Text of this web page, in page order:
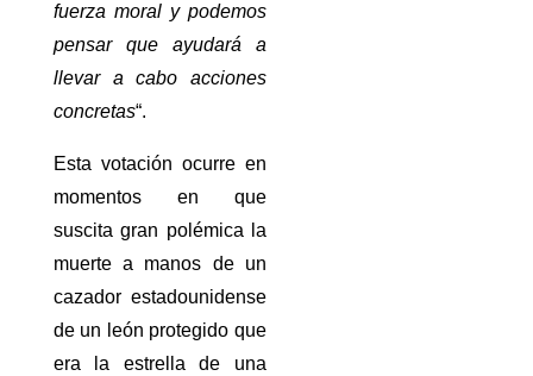
fuerza moral y podemos
pensar que ayudará a
llevar a cabo acciones
concretas“.
Esta votación ocurre en
momentos en que
suscita gran polémica la
muerte a manos de un
cazador estadounidense
de un león protegido que
era la estrella de una